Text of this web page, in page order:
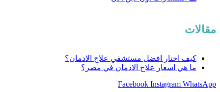
مقالات
كيف اختار افضل مستشفي علاج الادمان؟
ما هي اسعار علاج الادمان في مصر؟
Facebook Instagram WhatsApp